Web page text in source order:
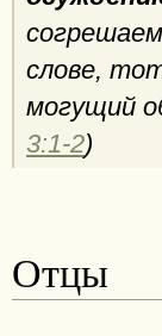
слове,
могущий
3:1-2)
Отцы